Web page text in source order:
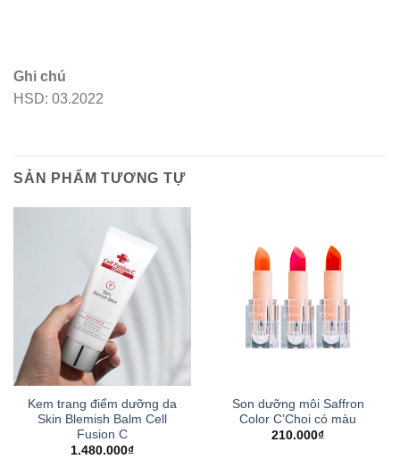
Ghi chú
HSD: 03.2022
SẢN PHẨM TƯƠNG TỰ
Kem trang điểm dưỡng da
Skin Blemish Balm Cell
Fusion C
1.480.000₫
Son dưỡng môi Saffron
Color C’Choi có màu
210.000₫